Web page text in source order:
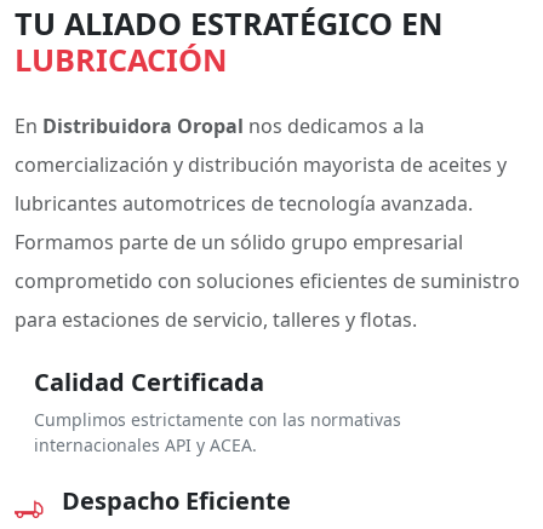
TU ALIADO ESTRATÉGICO EN
LUBRICACIÓN
En Distribuidora Oropal nos dedicamos a la
comercialización y distribución mayorista de aceites y
lubricantes automotrices de tecnología avanzada.
Formamos parte de un sólido grupo empresarial
comprometido con soluciones eficientes de suministro
para estaciones de servicio, talleres y flotas.
Calidad Certificada
Cumplimos estrictamente con las normativas
internacionales API y ACEA.
Despacho Eficiente